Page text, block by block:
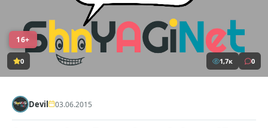
16+
0 1,7к 0
Devil 03.06.2015